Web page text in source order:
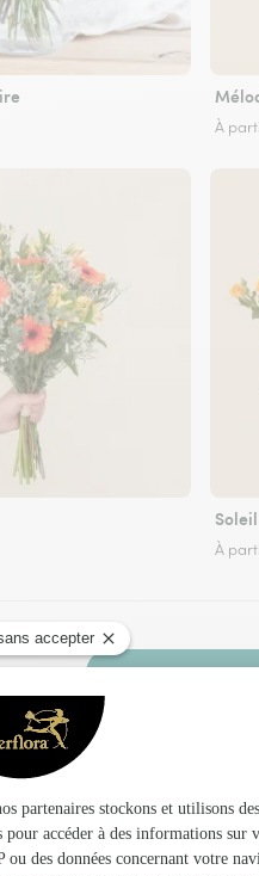
À
À
Faire livrer des
Interflora à